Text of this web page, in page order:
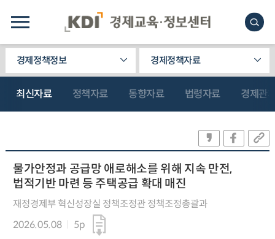
경제정책정보 경제정책자료
최신자료 정책자료 동향자료 법령자료 경제관
물가안정과 공급망 애로해소를 위해 지속 만전,
법적기반 마련 등 주택공급 확대 매진
재정경제부 혁신성장실 정책조정관 정책조정총괄과
2026.05.08
5p